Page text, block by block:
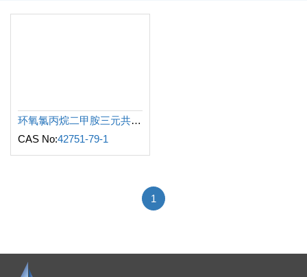
环氧氯丙烷二甲胺三元共聚物
CAS No:42751-79-1
1